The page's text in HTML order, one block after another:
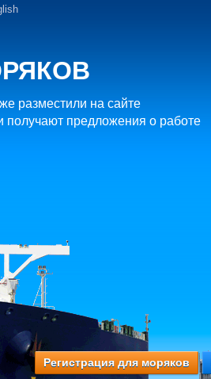
разместили на сайте
получают предложения о работе
Регистрация для моряков